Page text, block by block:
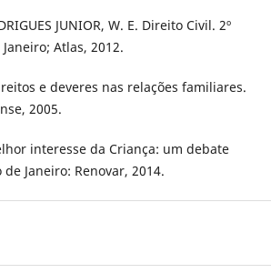
JUNIOR, W. E. Direito Civil. 2º
Atlas, 2012.
e deveres nas relações familiares.
2005.
interesse da Criança: um debate
Janeiro: Renovar, 2014.